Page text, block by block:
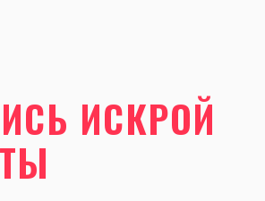
ИСКРОЙ